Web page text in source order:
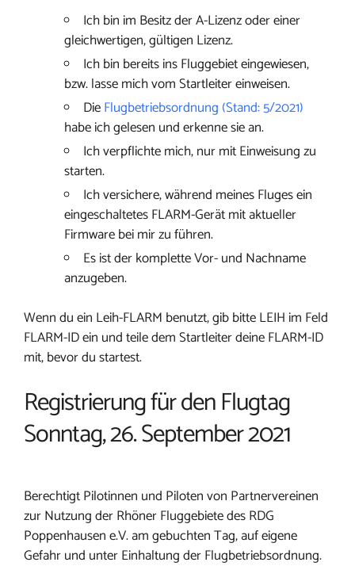
Ich bin im Besitz der A-Lizenz oder einer
gleichwertigen, gültigen Lizenz.
Ich bin bereits ins Fluggebiet eingewiesen,
bzw. lasse mich vom Startleiter einweisen.
DieFlugbetriebsordnung (Stand: 5/2021)
habe ich gelesen und erkenne sie an.
Ich verpflichte mich, nur mit Einweisung zu
starten.
Ich versichere, während meines Fluges ein
eingeschaltetes FLARM-Gerät mit aktueller
Firmware bei mir zu führen.
Es ist der komplette Vor- und Nachname
anzugeben.
Wenn du ein Leih-FLARM benutzt, gib bitte LEIH im Feld
FLARM-ID ein und teile dem Startleiter deine FLARM-ID
mit, bevor du startest.
Registrierung für den Flugtag
Sonntag, 26. September 2021
Berechtigt Pilotinnen und Piloten von Partnervereinen
zur Nutzung der Rhöner Fluggebiete des RDG
Poppenhausen e.V. am gebuchten Tag, auf eigene
Gefahr und unter Einhaltung der Flugbetriebsordnung.